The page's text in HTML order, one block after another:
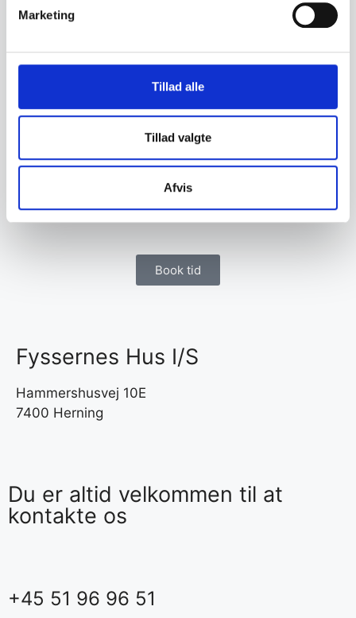
Marketing
Tillad alle
Tillad valgte
Afvis
være psykiske årsager til, at du spænder i
I mange tilfælde spænder du musklerne, uden
at du er klar over det. Derfor bør du være
opmærksom på arbejdsstillinger og
kropsholdning
Sygemelding bør undgås
Medicin hjælper kun i meget kort periode og
Kontakt din fysioterapeut hvis du vil vide mere.
Book tid
Fyssernes Hus I/S
Hammershusvej 10E
7400 Herning
Du er altid velkommen til at
kontakte os
+45 51 96 96 51